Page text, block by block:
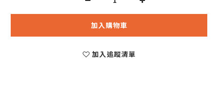
加入購物車
加入追蹤清單